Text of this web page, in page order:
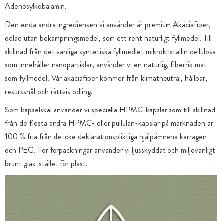
Adenosylkobalamin.
Den enda andra ingrediensen vi använder är premium Akaciafiber,
odlad utan bekämpningsmedel, som ett rent naturligt fyllmedel. Till
skillnad från det vanliga syntetiska fyllmedlet mikrokristallin cellulosa
som innehåller nanopartiklar, använder vi en naturlig, fiberrik mat
som fyllmedel. Vår akaciafiber kommer från klimatneutral, hållbar,
resurssnål och rättvis odling.
Som kapselskal använder vi speciella HPMC-kapslar som till skillnad
från de flesta andra HPMC- eller pullulan-kapslar på marknaden är
100 % fria från de icke deklarationspliktiga hjälpämnena karragen
och PEG. För förpackningar använder vi ljusskyddat och miljövänligt
brunt glas istället för plast.